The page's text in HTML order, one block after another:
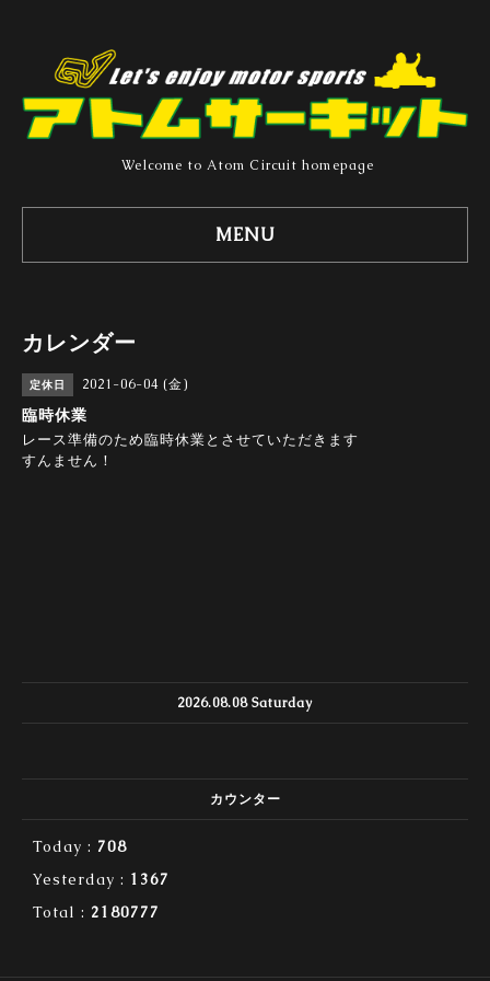
Welcome to Atom Circuit homepage
MENU
カレンダー
定休日 2021-06-04 (金)
臨時休業
レース準備のため臨時休業とさせていただきます
すんません！
2026.08.08 Saturday
カウンター
Today : 708
Yesterday : 1367
Total : 2180777